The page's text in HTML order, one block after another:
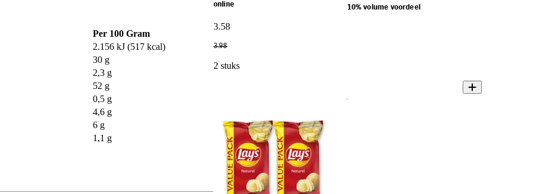
Per 100 Gram
2.156 kJ (517 kcal)
30 g
2,3 g
52 g
0,5 g
4,6 g
6 g
1,1 g
online 10% volume voordeel
3.58
3.98
2 stuks